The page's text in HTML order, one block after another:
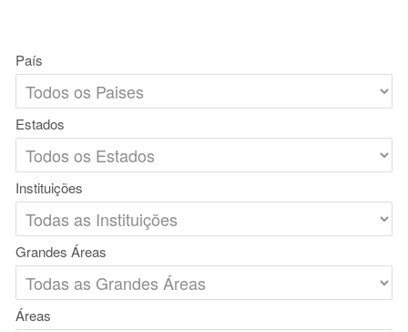
País
Estados
Instituições
Grandes Áreas
Áreas